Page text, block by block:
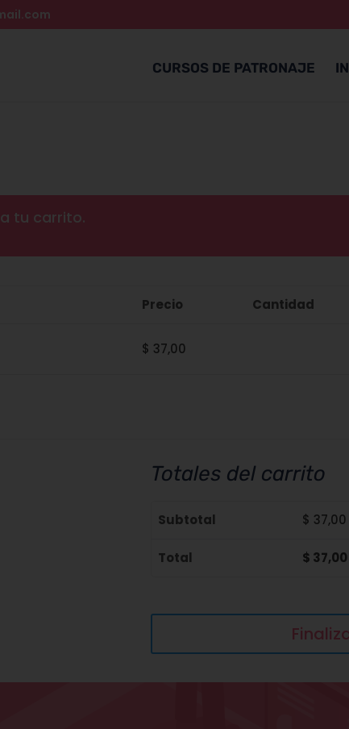
CURSOS DE PATRONAJE
tu carrito.
Precio Cantidad
$ 37,00
Totales del carrito
Subtotal $ 37,00
Total $ 37,00